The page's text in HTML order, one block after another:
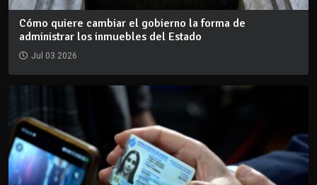
Cómo quiere cambiar el gobierno la forma de
administrar los inmuebles del Estado
Jul 03 2026